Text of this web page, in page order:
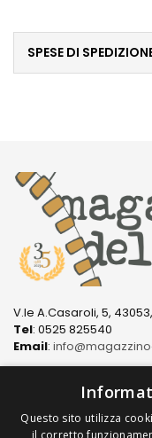
SPESE DI
V.le A.Casaroli, 5,
Tel: 0525 825540
Email:
LINK
Questo sito utilizza
il corretto